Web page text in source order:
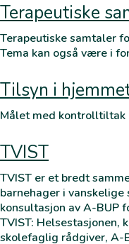
Terapeutiske
Terapeutiske samtaler
Tema kan også være i
Tilsyn i
Målet med kontrolltiltak
TVIST
TVIST er et bredt
barnehager i
konsultasjon av A-BUP
TVIST: Helsestasjonen,
skolefaglig rådgiver, A-